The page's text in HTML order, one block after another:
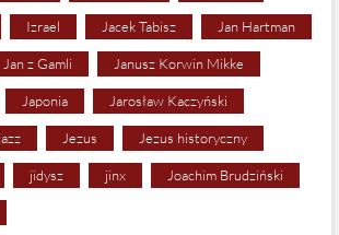
Izrael Jacek Tabisz Jan Hartman
Jan z Gamli Janusz Korwin Mikke
Japonia Jarosław Kaczyński
jazz Jezus Jezus historyczny
jidysz jinx Joachim Brudziński